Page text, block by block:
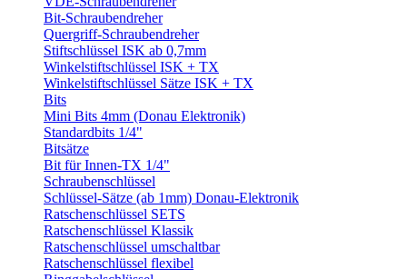
Bit-Schraubendreher
Quergriff-Schraubendreher
Stiftschlüssel ISK ab 0,7mm
Winkelstiftschlüssel ISK + TX
Winkelstiftschlüssel Sätze ISK + TX
Bits
Mini Bits 4mm (Donau Elektronik)
Standardbits 1/4"
Bitsätze
Bit für Innen-TX 1/4"
Schraubenschlüssel
Schlüssel-Sätze (ab 1mm) Donau-Elektronik
Ratschenschlüssel SETS
Ratschenschlüssel Klassik
Ratschenschlüssel umschaltbar
Ratschenschlüssel flexibel